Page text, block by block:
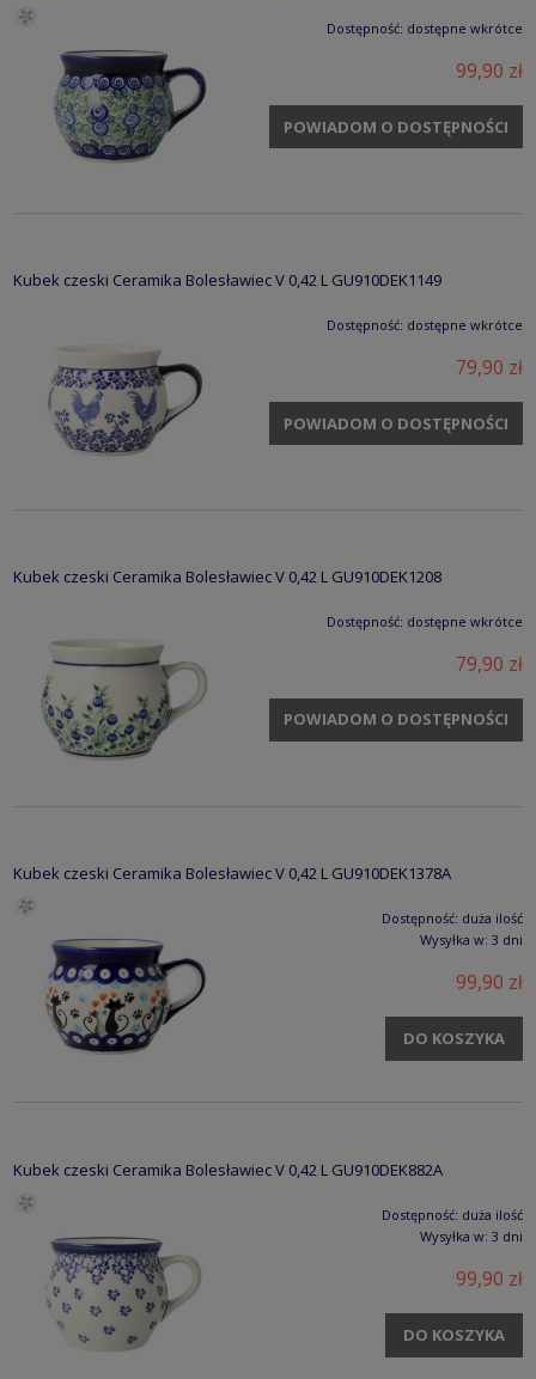
Dostępność: dostępne wkrótce
99,90 zł
POWIADOM O DOSTĘPNOŚCI
Kubek czeski Ceramika Bolesławiec V 0,42 L GU910DEK1149
Dostępność: dostępne wkrótce
79,90 zł
POWIADOM O DOSTĘPNOŚCI
Kubek czeski Ceramika Bolesławiec V 0,42 L GU910DEK1208
Dostępność: dostępne wkrótce
79,90 zł
POWIADOM O DOSTĘPNOŚCI
Kubek czeski Ceramika Bolesławiec V 0,42 L GU910DEK1378A
Dostępność: duża ilość
Wysyłka w: 3 dni
99,90 zł
DO KOSZYKA
Kubek czeski Ceramika Bolesławiec V 0,42 L GU910DEK882A
Dostępność: duża ilość
Wysyłka w: 3 dni
99,90 zł
DO KOSZYKA